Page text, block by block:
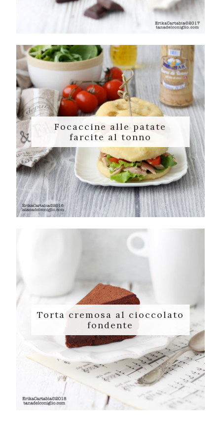
Focaccine alle patate
farcite al tonno
Torta cremosa al cioccolato
fondente